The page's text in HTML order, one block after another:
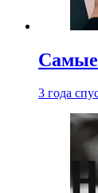
Самые
3 года